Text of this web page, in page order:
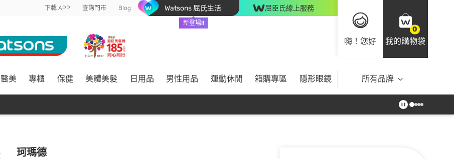
下載 APP 查詢門市 Blog Watsons 屈氏生活
新登場!!
屈臣氏線上服務
嗨！您好
0
我的購物袋
醫美 專櫃 保健 美體美髮 日用品 男性用品 運動休閒 箱購專區 隱形眼鏡 所有品牌
珂瑪德